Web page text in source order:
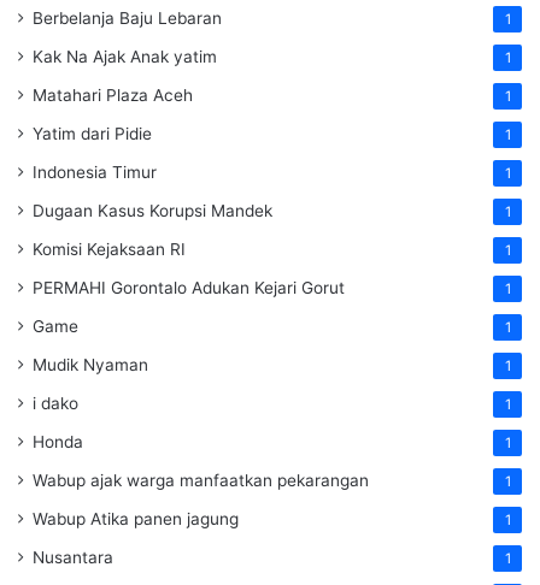
Berbelanja Baju Lebaran 1
Kak Na Ajak Anak yatim 1
Matahari Plaza Aceh 1
Yatim dari Pidie 1
Indonesia Timur 1
Dugaan Kasus Korupsi Mandek 1
Komisi Kejaksaan RI 1
PERMAHI Gorontalo Adukan Kejari Gorut 1
Game 1
Mudik Nyaman 1
i dako 1
Honda 1
Wabup ajak warga manfaatkan pekarangan 1
Wabup Atika panen jagung 1
Nusantara 1